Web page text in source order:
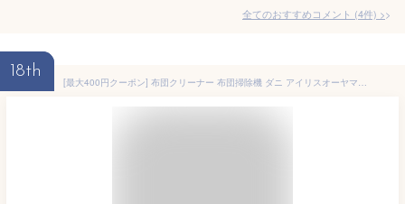
全てのおすすめコメント (4件) >
18th
[最大400円クーポン] 布団クリーナー 布団掃除機 ダニ アイリスオーヤマ 水洗い強力ふとんクリーナー 掃除機 吸引 クリーナー ほこり 温風 快眠 ふとん そうじ 掃除機 ハンディ FCA-13C